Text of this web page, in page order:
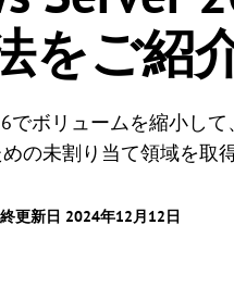
をご紹
でボリュームを縮小し
の未割り当て領域を取
更新日 2024年12月12日